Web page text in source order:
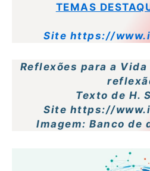
TEMAS
Site https://
Reflexões para a
Texto de H.
Site https://
Imagem: Banco de